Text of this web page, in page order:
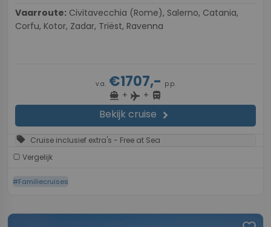
Vaarroute:
Corfu, Kotor, Zadar, Triëst, Ravenna
v.a. €1707,- p.p.
directions_boat + flight + directions_bus
Bekijk cruise chevron_right
sell Cruise inclusief extra's - Free at Sea
Vergelijk
#Familiecruises